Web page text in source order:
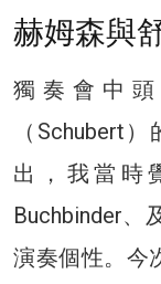
赫姆森與
獨奏會中
（Schubert
出，我當時
Buchbinder、
演奏個性。今